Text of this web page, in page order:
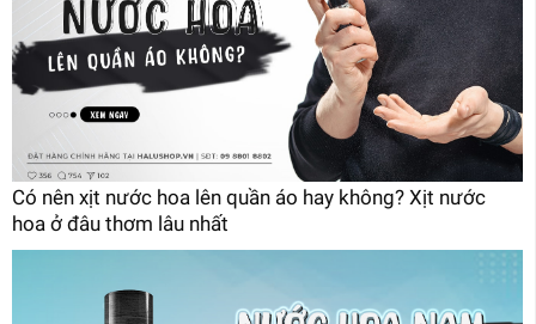
Có nên xịt nước hoa lên quần áo hay không? Xịt nước
hoa ở đâu thơm lâu nhất